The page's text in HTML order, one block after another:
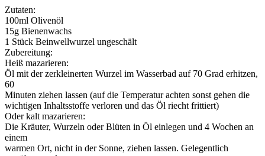
Zutaten:
100ml Olivenöl
15g Bienenwachs
1 Stück Beinwellwurzel ungeschält
Zubereitung:
Heiß mazarieren:
Öl mit der zerkleinerten Wurzel im Wasserbad auf 70 Grad erhitzen,
60
Minuten ziehen lassen (auf die Temperatur achten sonst gehen die
wichtigen Inhaltsstoffe verloren und das Öl riecht frittiert)
Oder kalt mazarieren:
Die Kräuter, Wurzeln oder Blüten in Öl einlegen und 4 Wochen an
einem
warmen Ort, nicht in der Sonne, ziehen lassen. Gelegentlich